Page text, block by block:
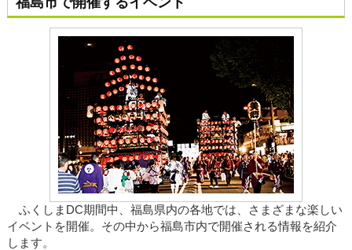
ふくしまDC期間中、福島県内の各地では、さまざまな楽しい
イベントを開催。その中から福島市内で開催される情報を紹介
します。